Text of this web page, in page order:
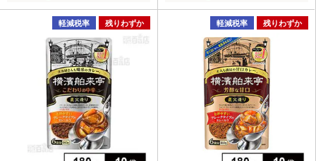
軽減税率 残りわずか 軽減税率 残りわずか